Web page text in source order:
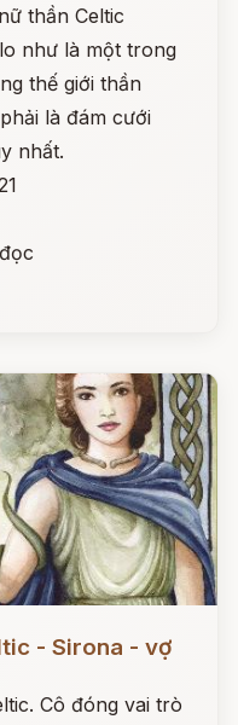
thần Celtic
như là một trong
thế giới thần
là đám cưới
nhất.
- Sirona - vợ
Cô đóng vai trò